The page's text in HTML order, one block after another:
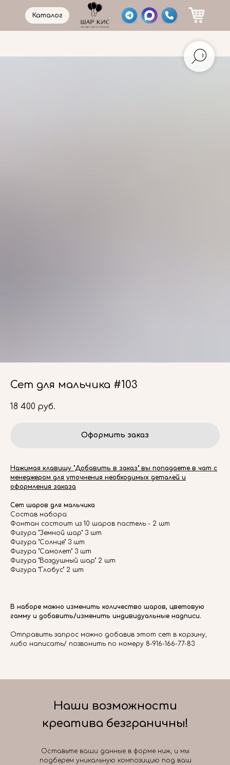
Каталог
Сет для мальчика #103
18 400 руб.
Оформить заказ
Нажимая клавишу "Добавить в заказ" вы попадаете в чат с
менеджером для уточнения необходимых деталей и
оформления заказа
Сет шаров для мальчика
Состав набора:
Фонтан состоит из 10 шаров пастель - 2 шт
Фигура "Земной шар" 3 шт
Фигура "Солнце" 3 шт
Фигура "Самолет" 3 шт
Фигура "Воздушный шар" 2 шт
Фигура "Глобус" 2 шт
В наборе можно изменить количество шаров, цветовую
гамму и добавить/изменить индивидуальные надписи.
Отправить запрос можно добавив этот сет в корзину,
либо написать/ позвонить по номеру 8-916-166-77-83
Наши возможности
креатива безграничны!
Оставьте ваши данные в форме ниж, и мы
подберем уникальную композицию под ваш